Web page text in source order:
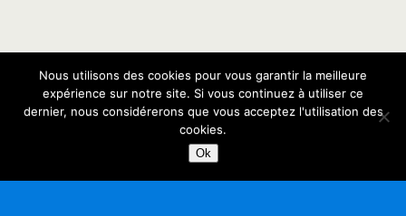
Retour au début
Nous utilisons des cookies pour vous garantir la meilleure
expérience sur notre site. Si vous continuez à utiliser ce
dernier, nous considérerons que vous acceptez l'utilisation des
cookies.
Ok